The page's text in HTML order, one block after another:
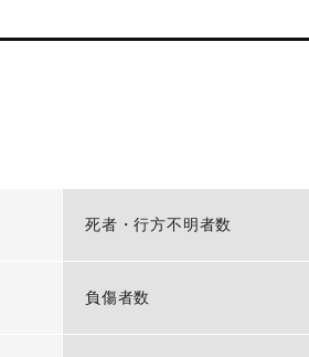
死者・行方不明者数
負傷者数